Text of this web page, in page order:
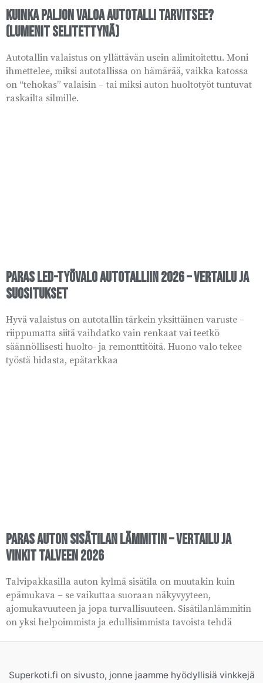
Kuinka paljon valoa autotalli tarvitsee?
(Lumenit selitettynä)
Autotallin valaistus on yllättävän usein alimitoitettu. Moni
ihmettelee, miksi autotallissa on hämärää, vaikka katossa
on “tehokas” valaisin – tai miksi auton huoltotyöt tuntuvat
raskailta silmille.
Paras LED-työvalo autotalliin 2026 – vertailu ja
suositukset
Hyvä valaistus on autotallin tärkein yksittäinen varuste –
riippumatta siitä vaihdatko vain renkaat vai teetkö
säännöllisesti huolto- ja remonttitöitä. Huono valo tekee
työstä hidasta, epätarkkaa
Paras auton sisätilan lämmitin – vertailu ja
vinkit talveen 2026
Talvipakkasilla auton kylmä sisätila on muutakin kuin
epämukava – se vaikuttaa suoraan näkyvyyteen,
ajomukavuuteen ja jopa turvallisuuteen. Sisätilanlämmitin
on yksi helpoimmista ja edullisimmista tavoista tehdä
Superkoti.fi on sivusto, jonne jaamme hyödyllisiä vinkkejä